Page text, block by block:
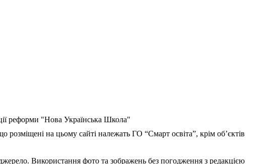
реформи "Нова Українська Школа"
розміщені на цьому сайті належать ГО “Смарт освіта”, крім об’єктів
Використання фото та зображень без погодження з редакцією